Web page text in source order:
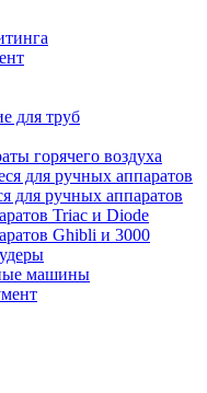
для труб
горячего воздуха
для ручных аппаратов
для ручных аппаратов
Triac и Diode
Ghibli и 3000
машины